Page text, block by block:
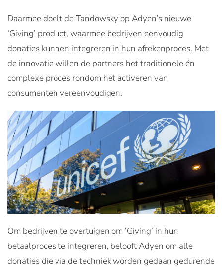
Daarmee doelt de Tandowsky op Adyen’s nieuwe
‘Giving’ product, waarmee bedrijven eenvoudig
donaties kunnen integreren in hun afrekenproces. Met
de innovatie willen de partners het traditionele én
complexe proces rondom het activeren van
consumenten vereenvoudigen.
Om bedrijven te overtuigen om ‘Giving’ in hun
betaalproces te integreren, belooft Adyen om alle
donaties die via de techniek worden gedaan gedurende